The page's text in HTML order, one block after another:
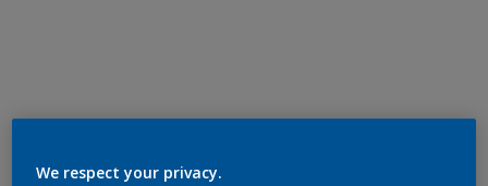
We respect your privacy.